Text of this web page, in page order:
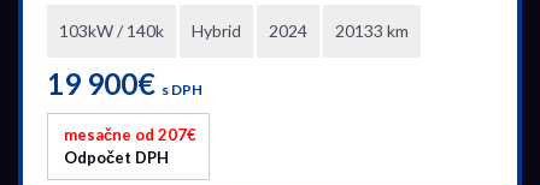
103kW / 140k Hybrid 2024 20133 km
19 900€ s DPH
mesačne od 207€
Odpočet DPH